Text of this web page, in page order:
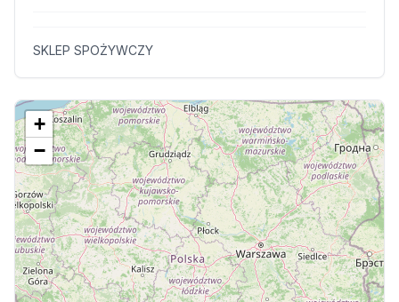
SKLEP SPOŻYWCZY
+
−